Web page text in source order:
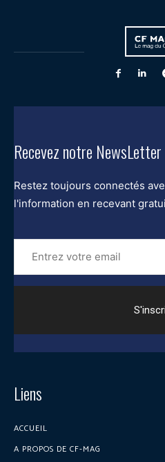
Recevez notre NewsLetter
Restez toujours connectés
l'information en recevant
Entrez
votre
email
Liens
ACCUEIL
A PROPOS DE CF-MAG